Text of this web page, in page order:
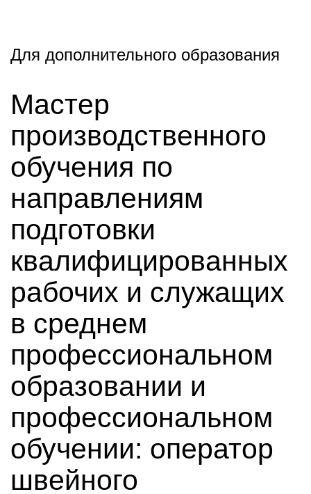
Для дополнительного образования
Мастер
производственного
обучения по
направлениям
подготовки
квалифицированных
рабочих и служащих
в среднем
профессиональном
образовании и
профессиональном
обучении: оператор
швейного